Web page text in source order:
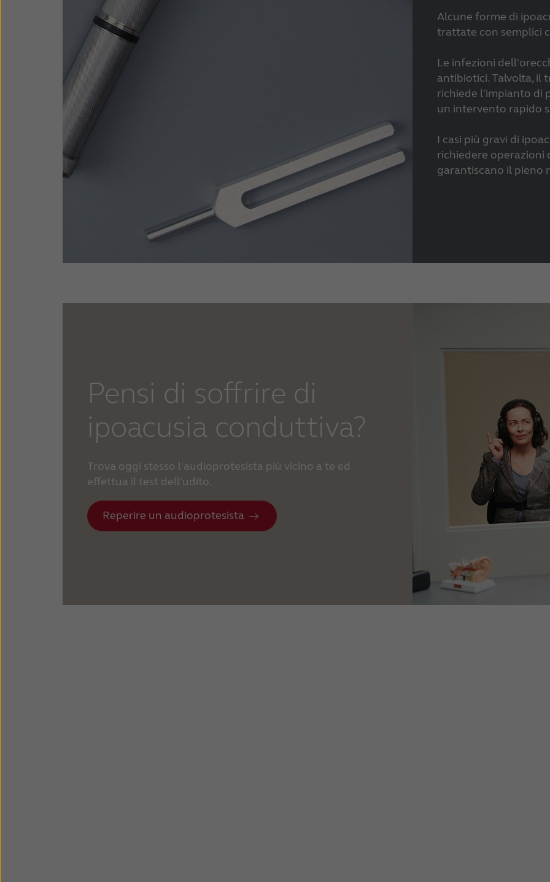
Alcune forme di
trattate con semplici
Le infezioni
antibiotici. Talvolta,
richiede l'impianto di
un intervento rapido
I casi più gravi di
richiedere operazioni
garantiscano il pieno
Pensi di soffrire di
ipoacusia conduttiva?
Trova oggi stesso l'audioprotesista più vicino a te ed
effettua il test dell'udito.
Reperire un audioprotesista